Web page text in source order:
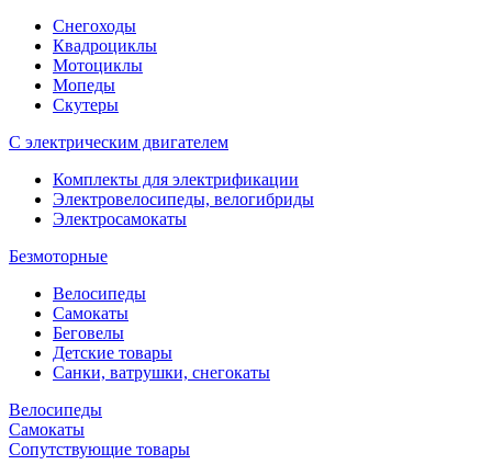
Снегоходы
Квадроциклы
Мотоциклы
Мопеды
Скутеры
С электрическим двигателем
Комплекты для электрификации
Электровелосипеды, велогибриды
Электросамокаты
Безмоторные
Велосипеды
Самокаты
Беговелы
Детские товары
Санки, ватрушки, снегокаты
Велосипеды
Самокаты
Сопутствующие товары